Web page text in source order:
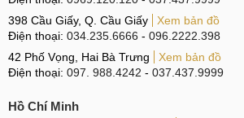
398 Cầu Giấy, Q. Cầu Giấy
Xem bản đồ
Điện thoại: 034.235.6666 - 096.2222.398
42 Phố Vọng, Hai Bà Trưng
Xem bản đồ
Điện thoại: 097. 988.4242 - 037.437.9999
Hồ Chí Minh